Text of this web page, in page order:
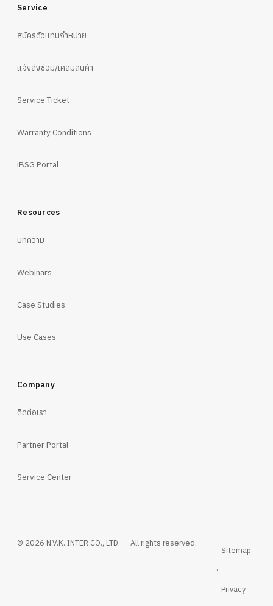
Service
สมัครตัวแทนจำหน่าย
แจ้งส่งซ่อม/เคลมสินค้า
Service Ticket
Warranty Conditions
iBSG Portal
Resources
บทความ
Webinars
Case Studies
Use Cases
Company
ติดต่อเรา
Partner Portal
Service Center
© 2026 N.V.K. INTER CO., LTD. — All rights reserved.
Sitemap
·
Privacy